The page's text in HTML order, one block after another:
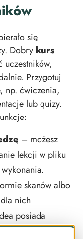
się
Dobry kurs
uczestników,
Przygotuj
np. ćwiczenia,
lub quizy.
– możesz
lekcji w pliku
skanów albo
nich
posiada